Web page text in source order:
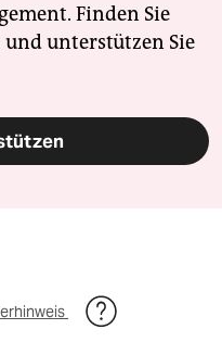
Finden Sie
und unterstützen Sie